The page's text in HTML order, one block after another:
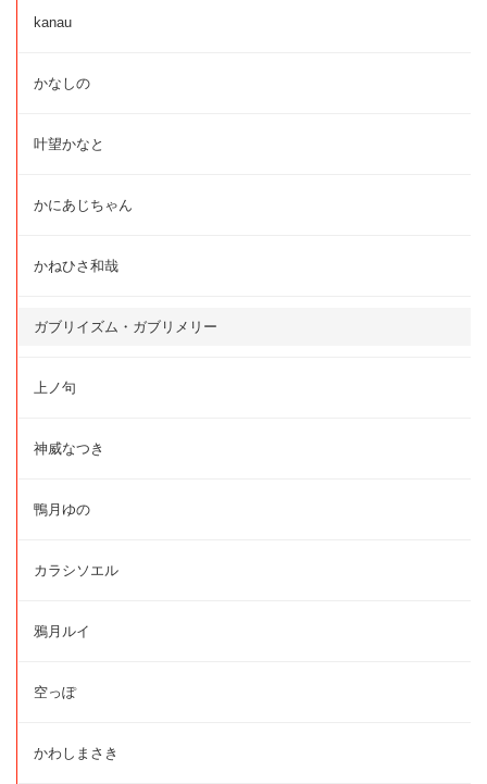
kanau
かなしの
叶望かなと
かにあじちゃん
かねひさ和哉
ガブリイズム・ガブリメリー
上ノ句
神威なつき
鴨月ゆの
カラシソエル
鴉月ルイ
空っぽ
かわしまさき